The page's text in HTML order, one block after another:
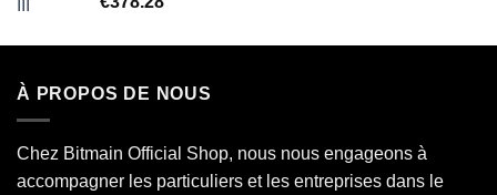
À PROPOS DE NOUS
Chez Bitmain Official Shop, nous nous engageons à
accompagner les particuliers et les entreprises dans le